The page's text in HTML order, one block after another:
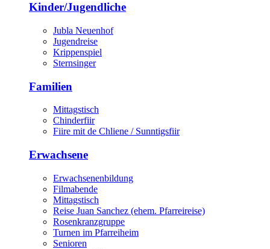
Kinder/Jugendliche
Jubla Neuenhof
Jugendreise
Krippenspiel
Sternsinger
Familien
Mittagstisch
Chinderfiir
Fiire mit de Chliene / Sunntigsfiir
Erwachsene
Erwachsenenbildung
Filmabende
Mittagstisch
Reise Juan Sanchez (ehem. Pfarreireise)
Rosenkranzgruppe
Turnen im Pfarreiheim
Senioren